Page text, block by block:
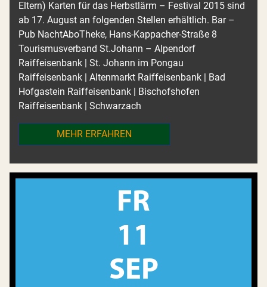
Eltern) Karten für das Herbstlärm – Festival 2015 sind
ab 17. August an folgenden Stellen erhältlich. Bar –
Pub NachtAboTheke, Hans-Kappacher-Straße 8
Tourismusverband St.Johann – Alpendorf
Raiffeisenbank | St. Johann im Pongau
Raiffeisenbank | Altenmarkt Raiffeisenbank | Bad
Hofgastein Raiffeisenbank | Bischofshofen
Raiffeisenbank | Schwarzach
MEHR ERFAHREN
FR
11
SEP